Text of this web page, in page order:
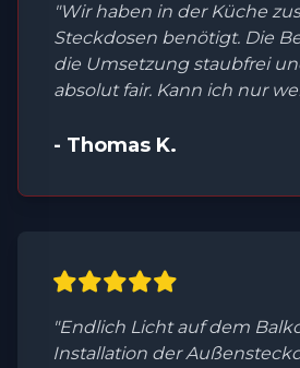
"Wir haben in der Küche
Steckdosen benötigt. Die
die Umsetzung staubfrei
absolut fair. Kann ich nur
- Thomas K.
"Endlich Licht auf dem
Installation der